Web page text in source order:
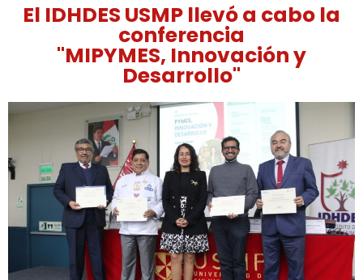
El IDHDES USMP llevó a cabo la
conferencia
"MIPYMES, Innovación y
Desarrollo"